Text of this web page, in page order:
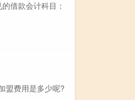
借款会计科目：
盟费用是多少呢?